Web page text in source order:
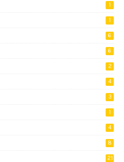
1
1
6
6
2
4
3
1
4
8
21